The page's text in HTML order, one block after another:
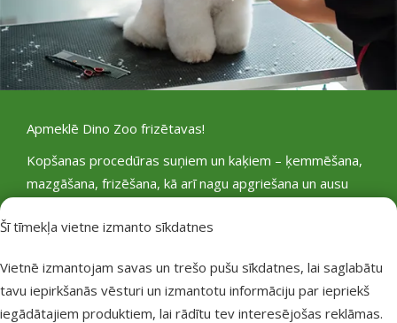
Šī tīmekļa vietne izmanto sīkdatnes
Vietnē izmantojam savas un trešo pušu sīkdatnes, lai saglabātu
tavu iepirkšanās vēsturi un izmantotu informāciju par iepriekš
iegādātajiem produktiem, lai rādītu tev interesējošas reklāmas.
Apmeklē Dino Zoo frizētavas!
Kopšanas procedūras suņiem un kaķiem – ķemmēšana,
mazgāšana, frizēšana, kā arī nagu apgriešana un ausu